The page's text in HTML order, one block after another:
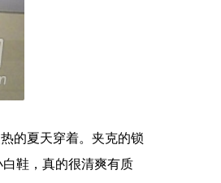
的夏天穿着。夹克的锁
鞋，真的很清爽有质